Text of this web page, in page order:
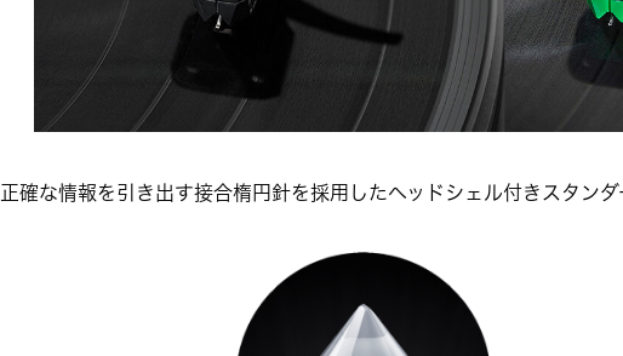
正確な情報を引き出す接合楕円針を採用したヘッドシェル付きスタンダ